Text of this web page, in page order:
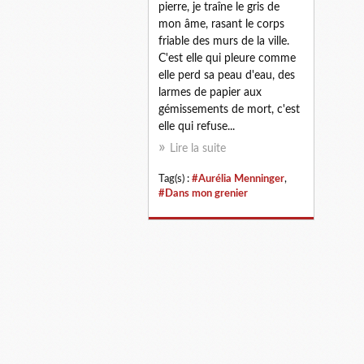
pierre, je traîne le gris de
mon âme, rasant le corps
friable des murs de la ville.
C'est elle qui pleure comme
elle perd sa peau d'eau, des
larmes de papier aux
gémissements de mort, c'est
elle qui refuse...
Lire la suite
Tag(s) : #Aurélia Menninger,
#Dans mon grenier